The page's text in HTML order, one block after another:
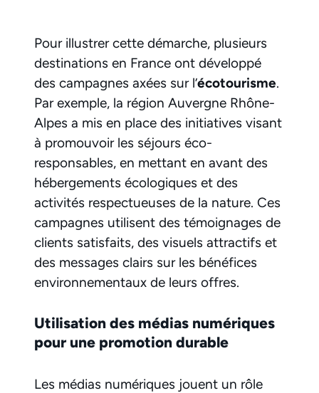
Pour illustrer cette démarche, plusieurs
destinations en France ont développé
des campagnes axées sur l’écotourisme.
Par exemple, la région Auvergne Rhône-
Alpes a mis en place des initiatives visant
à promouvoir les séjours éco-
responsables, en mettant en avant des
hébergements écologiques et des
activités respectueuses de la nature. Ces
campagnes utilisent des témoignages de
clients satisfaits, des visuels attractifs et
des messages clairs sur les bénéfices
environnementaux de leurs offres.
Utilisation des médias numériques
pour une promotion durable
Les médias numériques jouent un rôle